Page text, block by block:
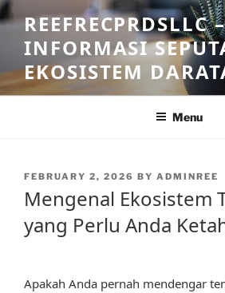
Skip
to
content
REEFRECPRDSLLC –
INFORMASI
EKOSISTEM
Menu
POSTED
FEBRUARY 2, 2026 BY ADMINREE
Mengenal Ekosistem
yang Perlu Anda
Apakah Anda pernah mendengar